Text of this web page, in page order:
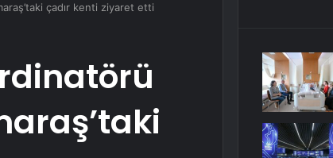
çadır kenti ziyaret etti